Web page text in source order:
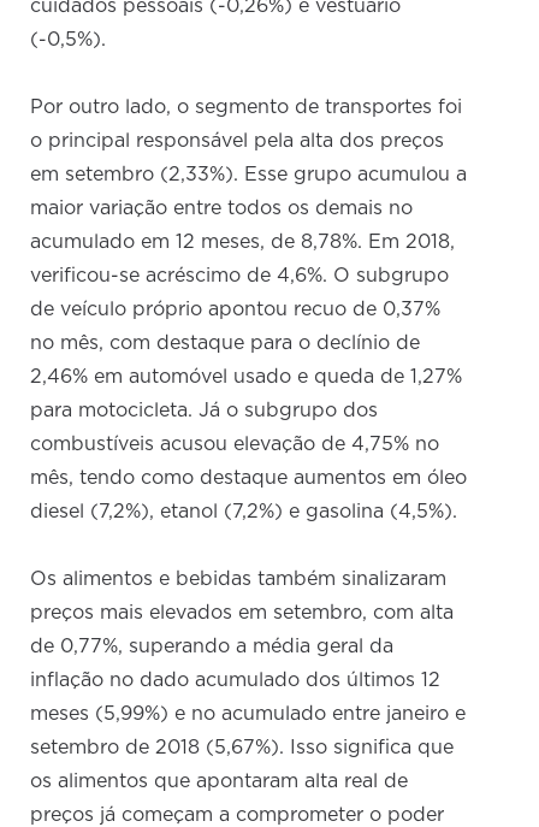
cuidados pessoais (-0,26%) e vestuário
(-0,5%).
Por outro lado, o segmento de transportes foi
o principal responsável pela alta dos preços
em setembro (2,33%). Esse grupo acumulou a
maior variação entre todos os demais no
acumulado em 12 meses, de 8,78%. Em 2018,
verificou-se acréscimo de 4,6%. O subgrupo
de veículo próprio apontou recuo de 0,37%
no mês, com destaque para o declínio de
2,46% em automóvel usado e queda de 1,27%
para motocicleta. Já o subgrupo dos
combustíveis acusou elevação de 4,75% no
mês, tendo como destaque aumentos em óleo
diesel (7,2%), etanol (7,2%) e gasolina (4,5%).
Os alimentos e bebidas também sinalizaram
preços mais elevados em setembro, com alta
de 0,77%, superando a média geral da
inflação no dado acumulado dos últimos 12
meses (5,99%) e no acumulado entre janeiro e
setembro de 2018 (5,67%). Isso significa que
os alimentos que apontaram alta real de
preços já começam a comprometer o poder